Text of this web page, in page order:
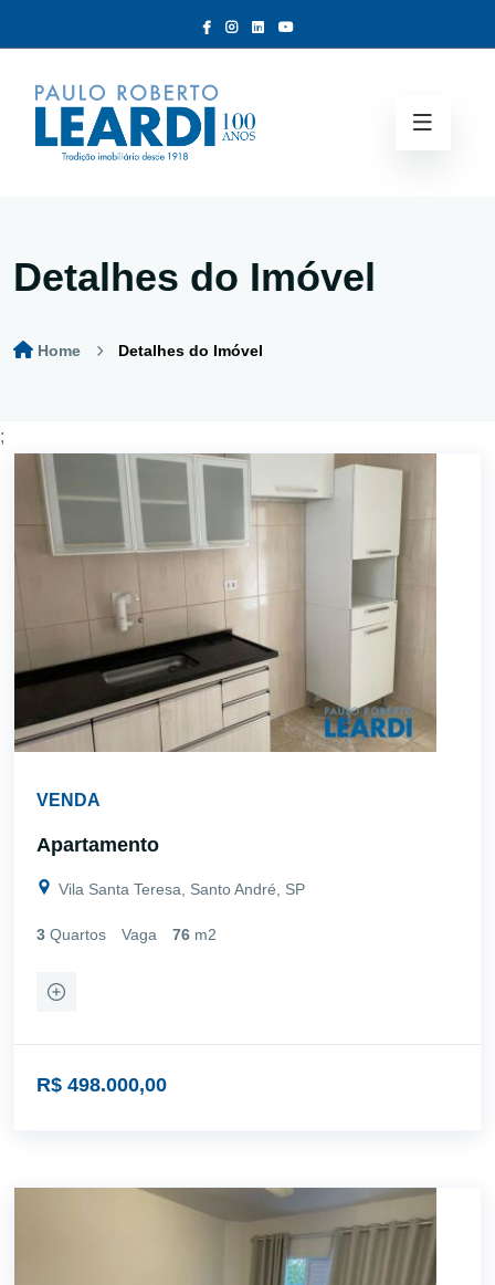
Detalhes do Imóvel
Home Detalhes do Imóvel
;
VENDA
Apartamento
Vila Santa Teresa, Santo André, SP
3 Quartos Vaga 76 m2
R$ 498.000,00